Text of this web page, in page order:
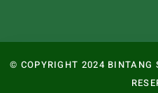
© COPYRIGHT 2024 BINTANG